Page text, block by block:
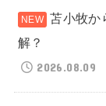
苫小牧か
解？
2026.08.09